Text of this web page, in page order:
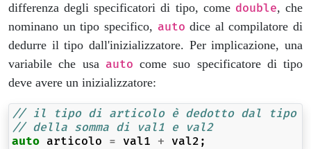
differenza degli specificatori di tipo, come double, che
nominano un tipo specifico, auto dice al compilatore di
dedurre il tipo dall'inizializzatore. Per implicazione, una
variabile che usa auto come suo specificatore di tipo
deve avere un inizializzatore:
// il tipo di articolo è dedotto dal tipo
// della somma di val1 e val2
auto articolo = val1 + val2 ;